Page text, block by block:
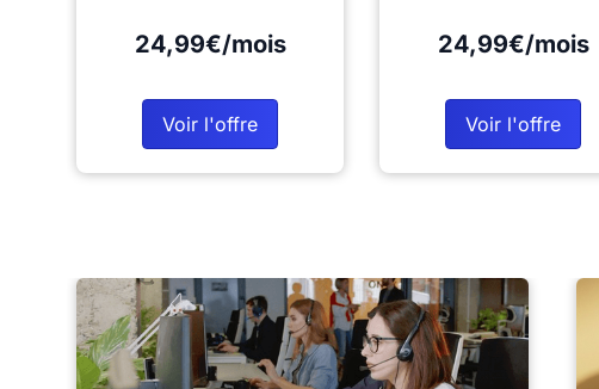
24,99€/mois
Voir l'offre
24,99€/mois
Voir l'offre